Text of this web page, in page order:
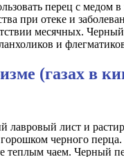
перец с медом в
при отеке и
месячных.
и
(газах в
лавровый лист и
черного
теплым чаем. Черный